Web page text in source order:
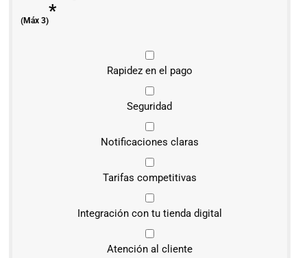
(Máx 3)*
Rapidez en el pago
Seguridad
Notificaciones claras
Tarifas competitivas
Integración con tu tienda digital
Atención al cliente